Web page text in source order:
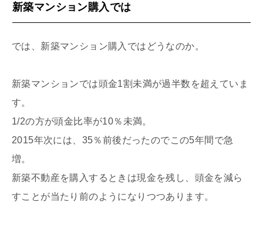
新築マンション購入では
では、新築マンション購入ではどうなのか。
新築マンションでは頭金1割未満が過半数を超えていま
す。
1/2の方が頭金比率が10％未満。
2015年次には、35％前後だったのでこの5年間で急
増。
新築不動産を購入するときは現金を残し、頭金を減ら
すことが当たり前のようになりつつあります。